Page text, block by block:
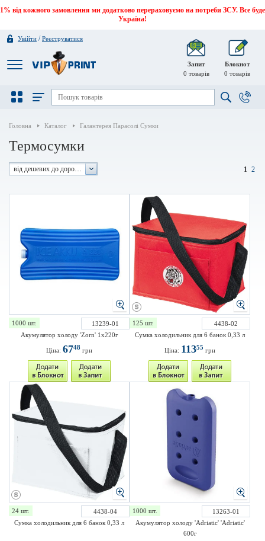
1% від кожного замовлення ми додатково перераховуємо на потреби ЗСУ. Все буде
Україна!
Увійти /Реєструватися
Запит
0 товарів
Блокнот
0 товарів
Головна Каталог Галантерея Парасолі Сумки
Термосумки
від дешевих до дорогих 1 2
1000 шт.
13239-01
Акумулятор холоду 'Zorn' 1x220г
Ціна: 6748 грн
125 шт.
4438-02
Сумка холодильник для 6 банок 0,33 л
Ціна: 11355 грн
24 шт.
4438-04
Сумка холодильник для 6 банок 0,33 л
1000 шт.
13263-01
Акумулятор холоду 'Adriatic' 'Adriatic'
600г